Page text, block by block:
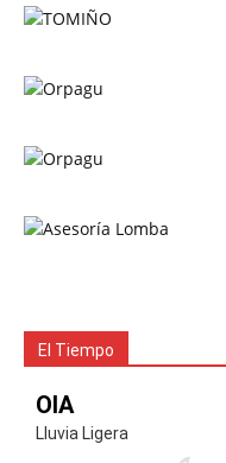
El Tiempo
OIA
Lluvia Ligera